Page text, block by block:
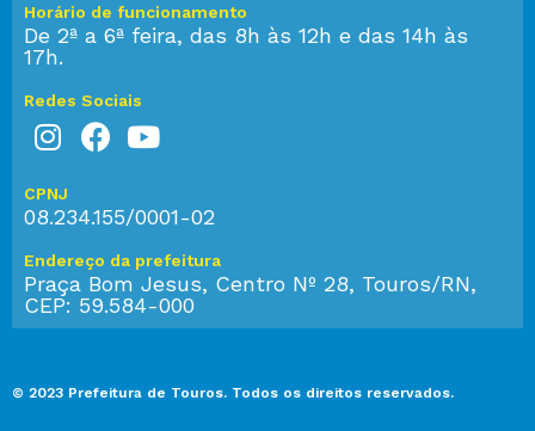
Horário de funcionamento
De 2ª a 6ª feira, das 8h às 12h e das 14h às
17h.
Redes Sociais
CPNJ
08.234.155/0001-02
Endereço da prefeitura
Praça Bom Jesus, Centro Nº 28, Touros/RN,
CEP: 59.584-000
© 2023 Prefeitura de Touros. Todos os direitos reservados.